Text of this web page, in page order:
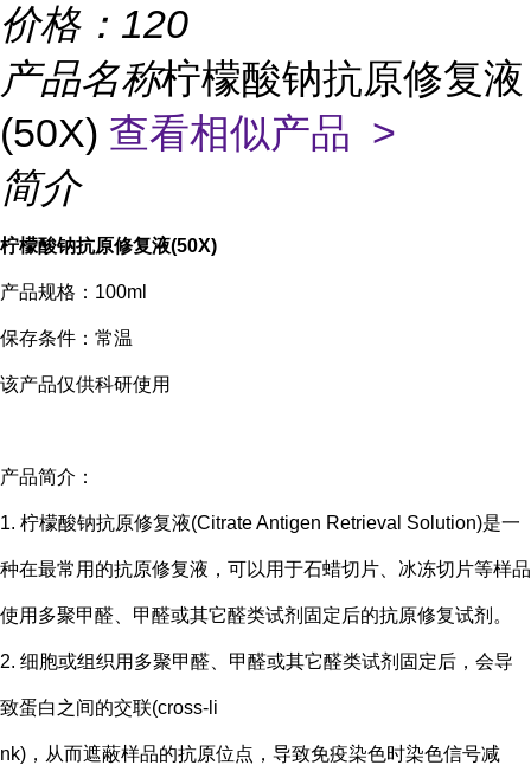
价格： 120
产品名称柠檬酸钠抗原修复液
(50X) 查看相似产品 >
简介
柠檬酸钠抗原修复液(50X)
产品规格：100ml
保存条件：常温
该产品仅供科研使用
产品简介：
1. 柠檬酸钠抗原修复液(Citrate Antigen Retrieval Solution)是一
种在最常用的抗原修复液，可以用于石蜡切片、冰冻切片等样品
使用多聚甲醛、甲醛或其它醛类试剂固定后的抗原修复试剂。
2. 细胞或组织用多聚甲醛、甲醛或其它醛类试剂固定后，会导
致蛋白之间的交联(cross-li
nk)，从而遮蔽样品的抗原位点，导致免疫染色时染色信号减